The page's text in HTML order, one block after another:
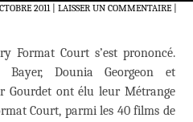
2011 LAISSER UN COMMENTAIRE|
Format Court s’est prononcé.
Bayer, Dounia Georgeon et
Gourdet ont élu leur Métrange
Court, parmi les 40 films de